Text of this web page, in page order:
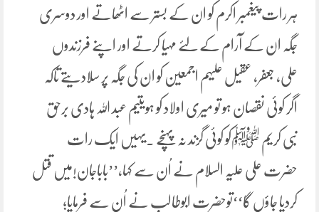
ہر رات پیغمبر اکرم کو ان کے بستر سے اٹھاتے اور دوسری
جگہ ان کے آرام کے لئے مہیا کرتے اور اپنے فرزندوں
علی، جعفر، عقیل علیہم اجمعین کو ان کی جگہ پر سلادیتے تاکہ
اگر کوئی نقصان ہو تو میری اولاد کو ہویتیم عبد اللہ ہادی برحق
نبی کریم ﷺکو کوئی گزند نہ پہنچے ۔یہیں ایک رات
حضرت علی علیہ السلام نے اُن سے کہا،’’باباجان!میں قتل
کردیا جاؤں گا‘‘توحضرت ابوطالب نے اُن سے فرمایا؛